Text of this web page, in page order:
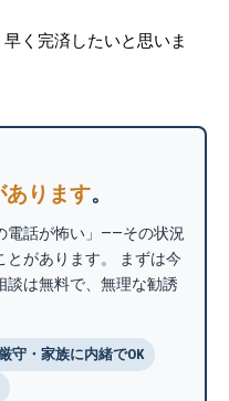
く完済したいと思いま
あります。
電話が怖い」——その状況
とがあります。 まずは今
談は無料で、無理な勧誘
守・家族に内緒でOK